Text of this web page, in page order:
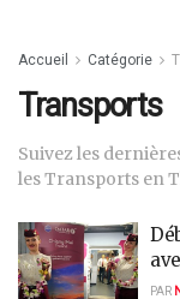
Accueil Catégorie
Transports
Suivez les
les Transports en
PAR